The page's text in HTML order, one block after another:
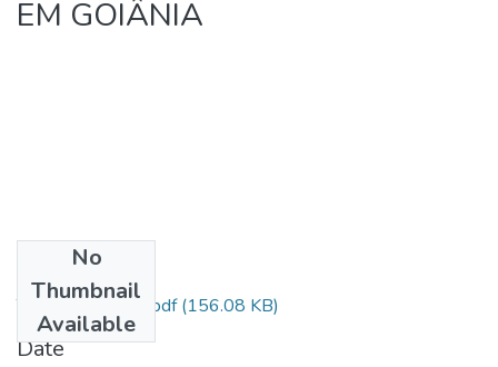
EM GOIÂNIA
No
Thumbnail
Available
TCC CORRIGIDO.pdf(156.08 KB)
Date